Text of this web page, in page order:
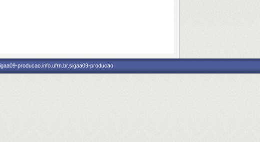
producao.info.ufrn.br.sigaa09-producao